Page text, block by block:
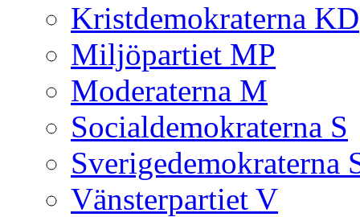
Kristdemokraterna KD
Miljöpartiet MP
Moderaterna M
Socialdemokraterna S
Sverigedemokraterna
Vänsterpartiet V